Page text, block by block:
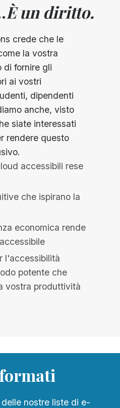
È un diritto.
crede che le
la vostra
di fornire gli
ai vostri
dipendenti
anche, visto
siate interessati
rendere questo
accessibili rese
che ispirano la
economica rende
l'accessibilità
potente che
vostra produttività
nostre liste di e-